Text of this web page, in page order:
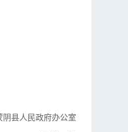
阴县人民政府办公室